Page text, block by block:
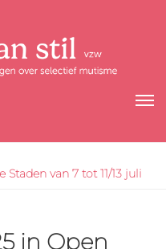
van 7 tot 11/13 juli
in Open